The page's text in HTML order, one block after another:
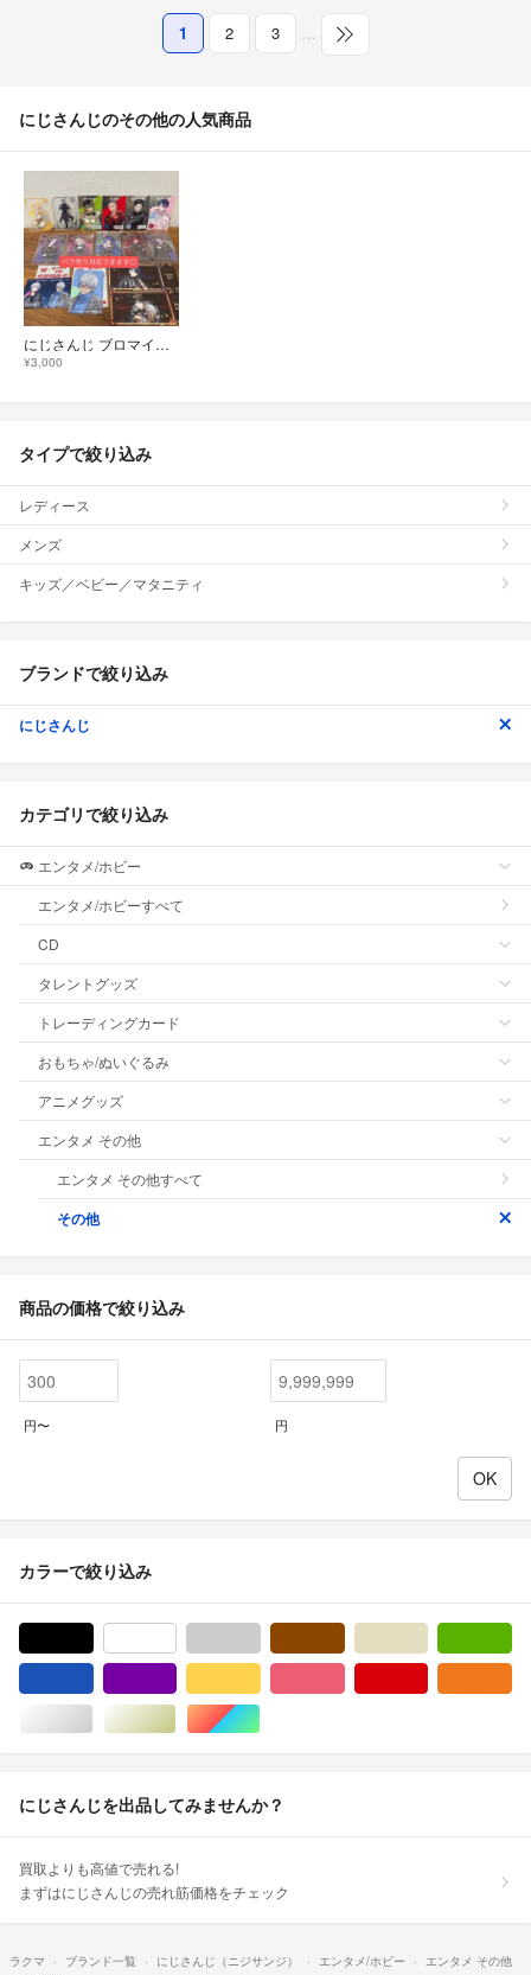
1 2 3 …
にじさんじのその他の人気商品
にじさんじ ブロマイド アクリル チケット風 カード
¥3,000
タイプで絞り込み
レディース
メンズ
キッズ／ベビー／マタニティ
ブランドで絞り込み
にじさんじ
カテゴリで絞り込み
エンタメ/ホビー
エンタメ/ホビーすべて
CD
タレントグッズ
トレーディングカード
おもちゃ/ぬいぐるみ
アニメグッズ
エンタメ その他
エンタメ その他すべて
その他
商品の価格で絞り込み
円〜 円
カラーで絞り込み
シルバー/銀色系ゴールド/金色系マルチカラー
にじさんじを出品してみませんか？
買取よりも高値で売れる!
まずはにじさんじの売れ筋価格をチェック
ラクマ ブランド一覧 にじさんじ（ニジサンジ） エンタメ/ホビー
エンタメ その他